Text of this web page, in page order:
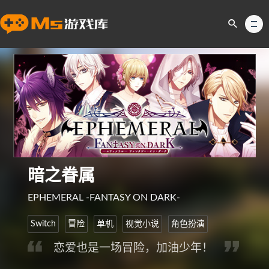
暗之眷属
EPHEMERAL -FANTASY ON DARK-
Switch 冒险 单机 视觉小说 角色扮演
恋爱也是一场冒险，加油少年！